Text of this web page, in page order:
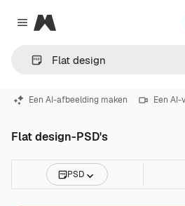
Close menu
Magnific
Een AI-afbeelding maken Een AI-
Flat design-PSD's
PSD